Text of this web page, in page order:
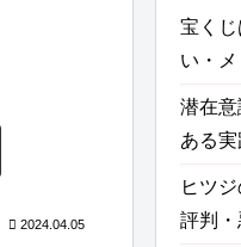
2024.04.05
宝く
い・
潜在
ある実
ヒツ
評判